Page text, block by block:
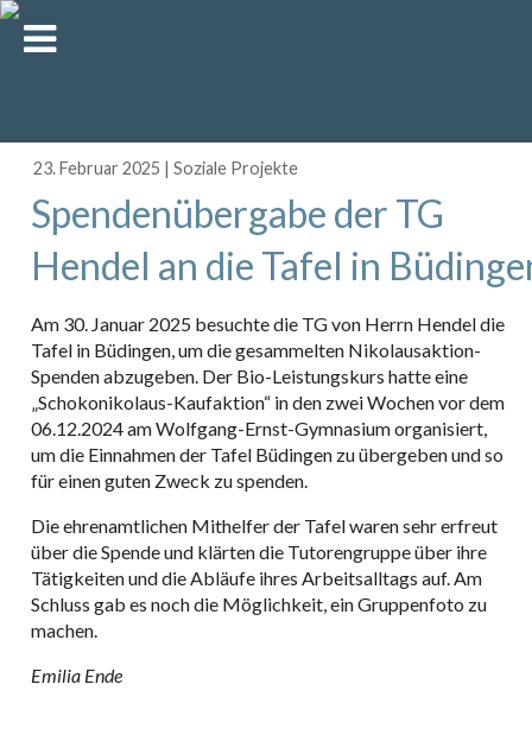
23. Februar 2025 |Soziale Projekte
Spendenübergabe der TG
Hendel an die Tafel in
Am 30. Januar 2025 besuchte die TG von Herrn Hendel die
Tafel in Büdingen, um die gesammelten Nikolausaktion-
Spenden abzugeben. Der Bio-Leistungskurs hatte eine
„Schokonikolaus-Kaufaktion“ in den zwei Wochen vor dem
06.12.2024 am Wolfgang-Ernst-Gymnasium organisiert,
um die Einnahmen der Tafel Büdingen zu übergeben und so
für einen guten Zweck zu spenden.
Die ehrenamtlichen Mithelfer der Tafel waren sehr erfreut
über die Spende und klärten die Tutorengruppe über ihre
Tätigkeiten und die Abläufe ihres Arbeitsalltags auf. Am
Schluss gab es noch die Möglichkeit, ein Gruppenfoto zu
machen.
Emilia Ende